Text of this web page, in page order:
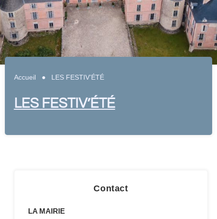
Accueil ● LES FESTIV’ÉTÉ
LES FESTIV’ÉTÉ
Contact
LA MAIRIE